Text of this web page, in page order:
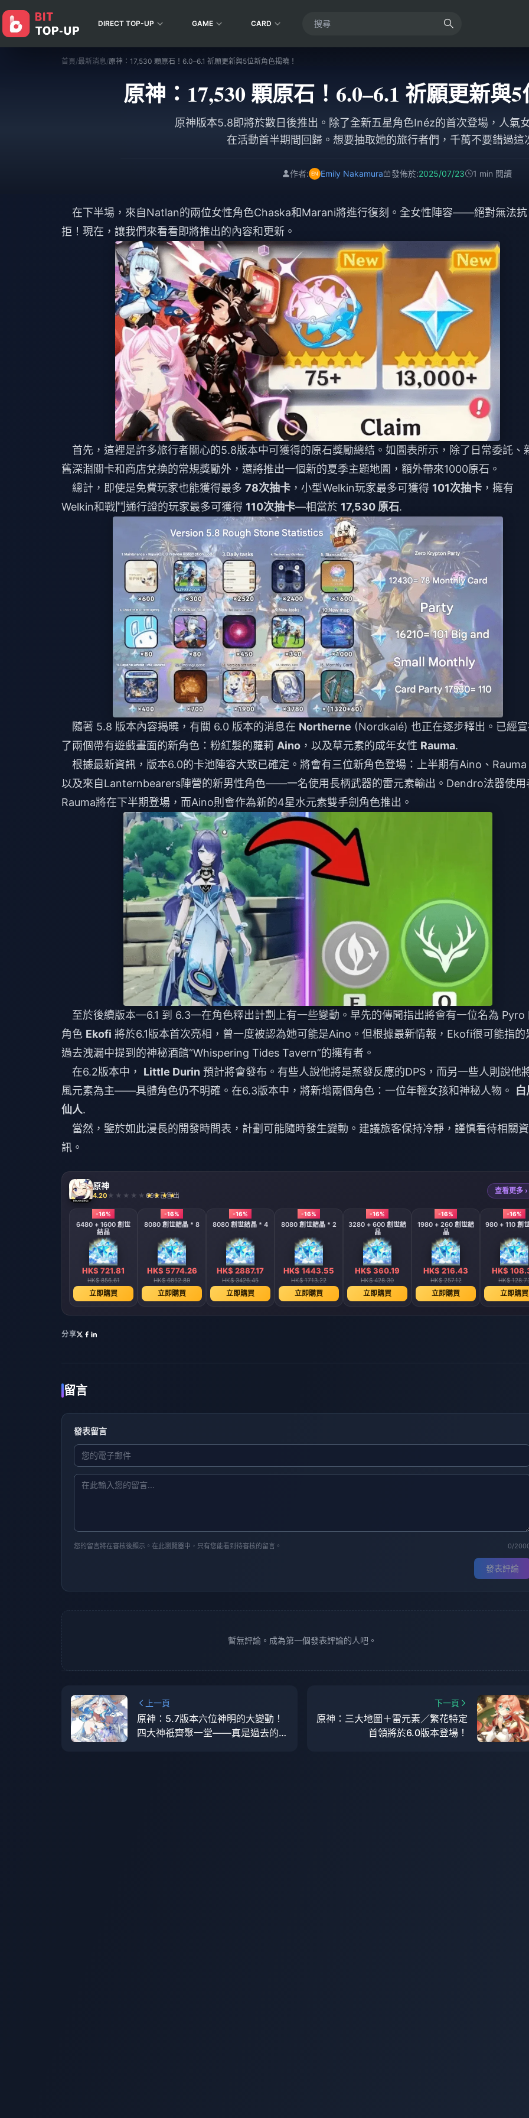
DIRECT TOP-UP GAME CARD
首頁/最新消息/原神：17,530 顆原石！6.0–6.1 祈願更新與5位新角色揭曉！
原神：17,530 顆原石！6.0–6.1 祈願更新與
原神版本5.8即將於數日後推出。除了全新五星角色Inéz的首次登場，人氣
在活動首半期間回歸。想要抽取她的旅行者們，千萬不要錯過這
作者: Emily Nakamura 發佈於:2025/07/23 1 min 閱讀
在下半場，來自Natlan的兩位女性角色Chaska和Marani將進行復刻。全女性陣容——絕對無法抗
拒！現在，讓我們來看看即將推出的內容和更新。
首先，這裡是許多旅行者關心的5.8版本中可獲得的原石獎勵總結。如圖表所示，除了日常委託、
舊深淵關卡和商店兌換的常規獎勵外，還將推出一個新的夏季主題地圖，額外帶來1000原石。
總計，即使是免費玩家也能獲得最多 78次抽卡 ，小型Welkin玩家最多可獲得 101次抽卡 ，擁有
Welkin和戰鬥通行證的玩家最多可獲得 110次抽卡—相當於 17,530 原石.
隨著 5.8 版本內容揭曉，有關 6.0 版本的消息在 Northerne (Nordkalé) 也正在逐步釋出。已經
了兩個帶有遊戲畫面的新角色：粉紅髮的蘿莉 Aino ，以及草元素的成年女性 Rauma.
根據最新資訊，版本6.0的卡池陣容大致已確定。將會有三位新角色登場：上半期有Aino、Rauma
以及來自Lanternbearers陣營的新男性角色——一名使用長柄武器的雷元素輸出。Dendro法器使用
Rauma將在下半期登場，而Aino則會作為新的4星水元素雙手劍角色推出。
至於後續版本—6.1 到 6.3—在角色釋出計劃上有一些變動。早先的傳聞指出將會有一位名為 Pyro
角色 Ekofi 將於6.1版本首次亮相，曾一度被認為她可能是Aino。但根據最新情報，Ekofi很可能指的
過去洩漏中提到的神秘酒館“Whispering Tides Tavern”的擁有者。
在6.2版本中， Little Durin 預計將會發布。有些人說他將是蒸發反應的DPS，而另一些人則說他
風元素為主——具體角色仍不明確。在6.3版本中，將新增兩個角色：一位年輕女孩和神秘人物。 白
仙人.
當然，鑒於如此漫長的開發時間表，計劃可能隨時發生變動。建議旅客保持冷靜，謹慎看待相關資
訊。
原神
4.20 696 已售出
查看更多 ›
-16%
6480 + 1600 創世
結晶
HK$ 721.81
HK$ 856.61
立即購買
-16%
8080 創世結晶 * 8
HK$ 5774.26
HK$ 6852.89
立即購買
-16%
8080 創世結晶 * 4
HK$ 2887.17
HK$ 3426.45
立即購買
-16%
8080 創世結晶 * 2
HK$ 1443.55
HK$ 1713.22
立即購買
-16%
3280 + 600 創世結
晶
HK$ 360.19
HK$ 428.30
立即購買
-16%
1980 + 260 創世結
晶
HK$ 216.43
HK$ 257.12
立即購買
-16%
980 + 110 創
HK$
HK$
立即購買
分享
留言
發表留言
您的留言將在審核後顯示。在此瀏覽器中，只有您能看到待審核的留言。 0/
發表評論
暫無評論。成為第一個發表評論的人吧。
上一頁
原神：5.7版本六位神明的大變動！
四大神祇齊聚一堂——真是過去的淚
下一頁
原神：三大地圖＋雷元素／繁花特定
首領將於6.0版本登場！